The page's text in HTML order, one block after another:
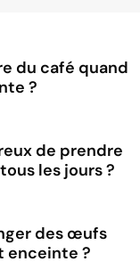
du café quand
?
de prendre
les jours ?
des œufs
enceinte ?